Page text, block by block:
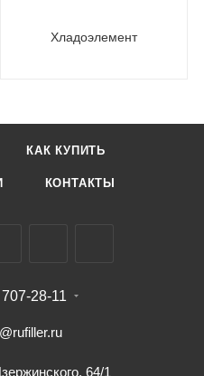
Хладоэлемент
КАК КУПИТЬ
КОНТАКТЫ
28-11
64/1